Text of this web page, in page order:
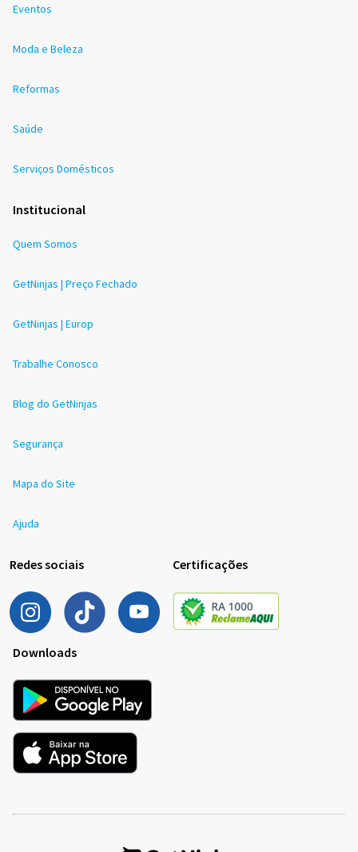
Eventos
Moda e Beleza
Reformas
Saúde
Serviços Domésticos
Institucional
Quem Somos
GetNinjas | Preço Fechado
GetNinjas | Europ
Trabalhe Conosco
Blog do GetNinjas
Segurança
Mapa do Site
Ajuda
Redes sociais Certificações
Downloads